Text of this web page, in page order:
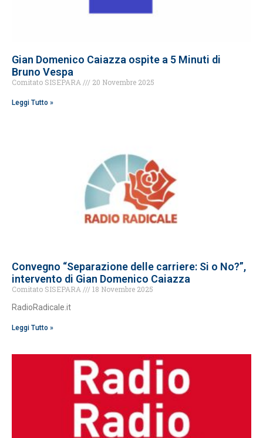
Gian Domenico Caiazza ospite a 5 Minuti di
Bruno Vespa
Comitato SISEPARA 20 Novembre 2025
Leggi Tutto »
Convegno “Separazione delle carriere: Si o No?”,
intervento di Gian Domenico Caiazza
Comitato SISEPARA
18 Novembre 2025
RadioRadicale.it
Leggi Tutto »